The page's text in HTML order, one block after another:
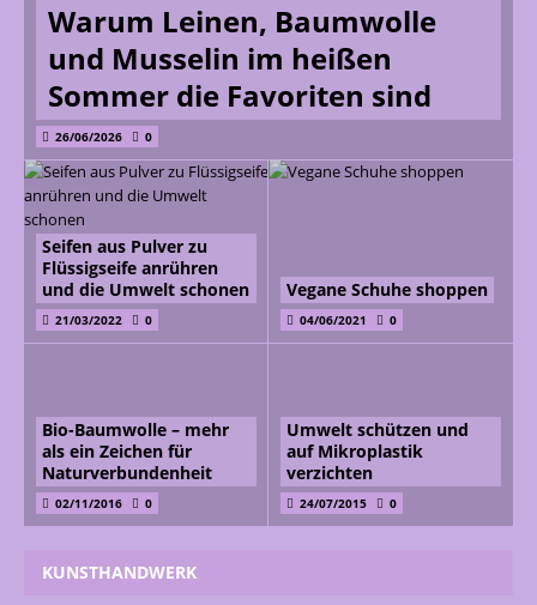
Warum Leinen, Baumwolle
und Musselin im heißen
Sommer die Favoriten sind
26/06/2026 0
Seifen aus Pulver zu
Flüssigseife anrühren
und die Umwelt schonen
21/03/2022 0
Vegane Schuhe shoppen
04/06/2021 0
Bio-Baumwolle – mehr
als ein Zeichen für
Naturverbundenheit
02/11/2016 0
Umwelt schützen und
auf Mikroplastik
verzichten
24/07/2015 0
KUNSTHANDWERK